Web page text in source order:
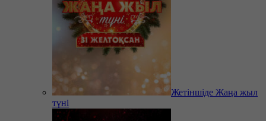
Жетіншіде Жаңа жыл
түні